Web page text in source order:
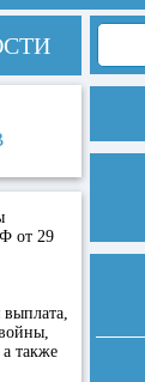
от 29
также